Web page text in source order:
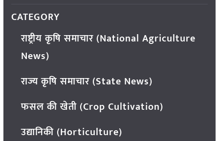
CATEGORY
राष्ट्रीय कृषि समाचार (National Agriculture
News)
राज्य कृषि समाचार (State News)
फसल की खेती (Crop Cultivation)
उद्यानिकी (Horticulture)